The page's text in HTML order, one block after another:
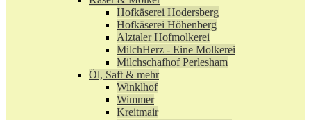
Hofkäserei Hodersberg
Hofkäserei Höhenberg
Alztaler Hofmolkerei
MilchHerz - Eine Molkerei
Milchschafhof Perlesham
Öl, Saft & mehr
Winklhof
Wimmer
Kreitmair